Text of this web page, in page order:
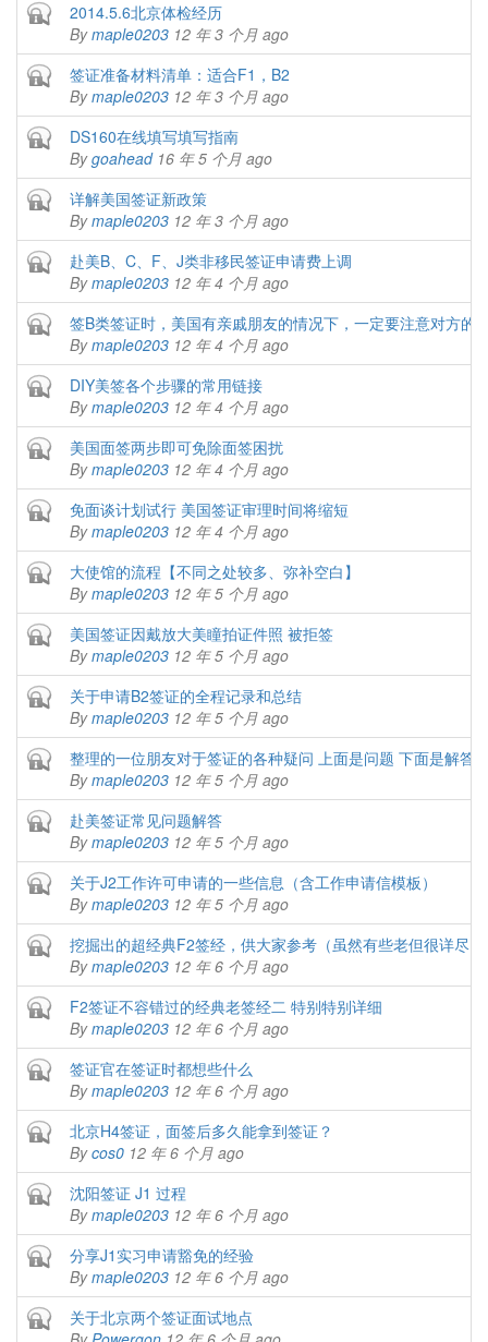
Closed topic2014.5.6北京体检经历
Bymaple0203 12 年 3 个月 ago
Closed topic签证准备材料清单：适合F1，B2
Bymaple0203 12 年 3 个月 ago
Closed topicDS160在线填写填写指南
Bygoahead16 年 5 个月 ago
Closed topic详解美国签证新政策
Bymaple0203 12 年 3 个月 ago
Closed topic赴美B、C、F、J类非移民签证申请费上调
Bymaple0203 12 年 4 个月 ago
Closed topic签B类签证时，美国有亲戚朋友的情况下，一定要注意对方的
Bymaple0203 12 年 4 个月 ago
Closed topicDIY美签各个步骤的常用链接
Bymaple0203 12 年 4 个月 ago
Closed topic美国面签两步即可免除面签困扰
Bymaple0203 12 年 4 个月 ago
Closed topic免面谈计划试行 美国签证审理时间将缩短
Bymaple0203 12 年 4 个月 ago
Closed topic大使馆的流程【不同之处较多、弥补空白】
Bymaple0203 12 年 5 个月 ago
Closed topic美国签证因戴放大美瞳拍证件照 被拒签
Bymaple0203 12 年 5 个月 ago
Closed topic关于申请B2签证的全程记录和总结
Bymaple0203 12 年 5 个月 ago
Closed topic整理的一位朋友对于签证的各种疑问 上面是问题 下面是解答
Bymaple0203 12 年 5 个月 ago
Closed topic赴美签证常见问题解答
Bymaple0203 12 年 5 个月 ago
Closed topic关于J2工作许可申请的一些信息（含工作申请信模板）
Bymaple0203 12 年 5 个月 ago
Closed topic挖掘出的超经典F2签经，供大家参考（虽然有些老但很详尽）
Bymaple0203 12 年 6 个月 ago
Closed topicF2签证不容错过的经典老签经二 特别特别详细
Bymaple0203 12 年 6 个月 ago
Closed topic签证官在签证时都想些什么
Bymaple0203 12 年 6 个月 ago
Closed topic北京H4签证，面签后多久能拿到签证？
Bycos0 12 年 6 个月 ago
Closed topic沈阳签证 J1 过程
Bymaple0203 12 年 6 个月 ago
Closed topic分享J1实习申请豁免的经验
Bymaple0203 12 年 6 个月 ago
Closed topic关于北京两个签证面试地点